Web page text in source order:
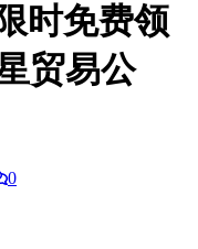
时免费领
贸易公
0